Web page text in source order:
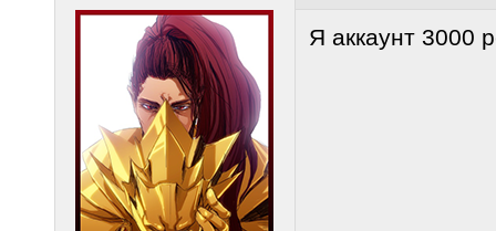
Я аккаунт 3000